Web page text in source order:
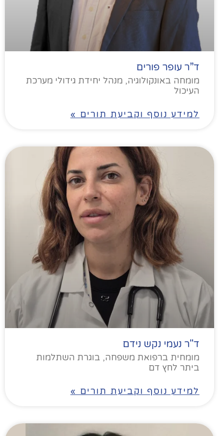
ד”ר עופר פורים
מומחה באונקולוגיה, מנהל יחידת גידולי מערכת
העיכול
למידע נוסף וקביעת תורים »
ד"ר נעמי נקש נידם
מומחית ברפואת משפחה, בוגרת השתלמות
ביתר לחץ דם
למידע נוסף וקביעת תורים »